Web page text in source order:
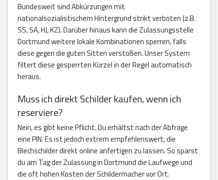
Bundesweit sind Abkürzungen mit
nationalsozialistischem Hintergrund strikt verboten (z.B.
SS, SA, HJ, KZ). Darüber hinaus kann die Zulassungsstelle
Dortmund weitere lokale Kombinationen sperren, falls
diese gegen die guten Sitten verstoßen. Unser System
filtert diese gesperrten Kürzel in der Regel automatisch
heraus.
Muss ich direkt Schilder kaufen, wenn ich
reserviere?
Nein, es gibt keine Pflicht. Du erhältst nach der Abfrage
eine PIN. Es ist jedoch extrem empfehlenswert, die
Blechschilder direkt online anfertigen zu lassen. So sparst
du am Tag der Zulassung in Dortmund die Laufwege und
die oft hohen Kosten der Schildermacher vor Ort.